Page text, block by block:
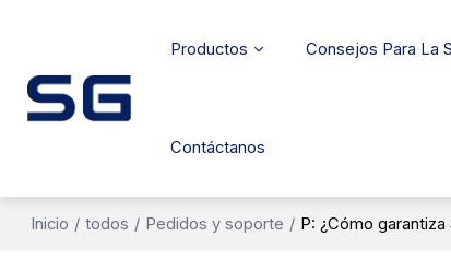
Productos Consejos Para La
Contáctanos
Inicio / todos / Pedidos y soporte / P: ¿Cómo